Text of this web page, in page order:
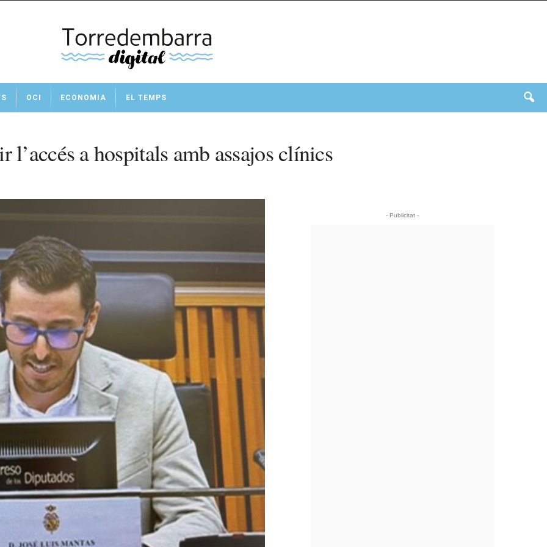
OCI ECONOMIA EL TEMPS
a hospitals amb assajos clínics
- Publicitat -